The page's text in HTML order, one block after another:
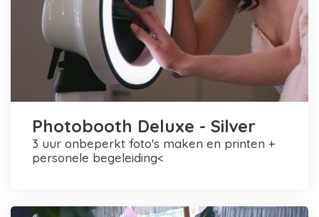
Photobooth Deluxe - Silver
3 uur onbeperkt foto's maken en printen +
personele begeleiding<